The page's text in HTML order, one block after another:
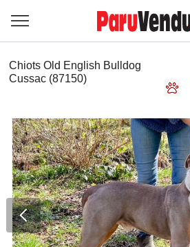
Chiots Old English Bulldog
Cussac (87150)